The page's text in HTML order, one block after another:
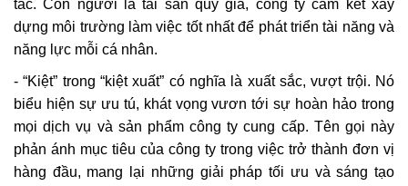
tác. Con người là tài sản quý giá, công ty cam kết xây
dựng môi trường làm việc tốt nhất để phát triển tài năng và
năng lực mỗi cá nhân.
- “Kiệt” trong “kiệt xuất” có nghĩa là xuất sắc, vượt trội. Nó
biểu hiện sự ưu tú, khát vọng vươn tới sự hoàn hảo trong
mọi dịch vụ và sản phẩm công ty cung cấp. Tên gọi này
phản ánh mục tiêu của công ty trong việc trở thành đơn vị
hàng đầu, mang lại những giải pháp tối ưu và sáng tạo